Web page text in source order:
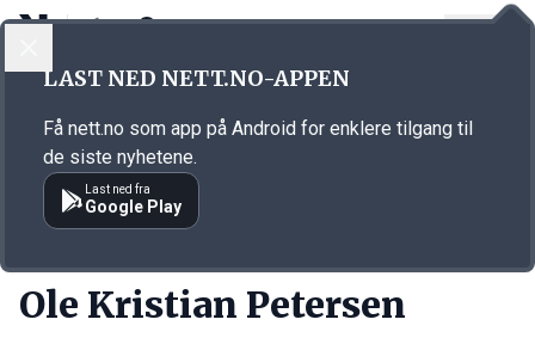
Annonsørinnhold
Ole Kristian Petersen
LAST NED NETT.NO-APPEN
Få nett.no som app på Android for enklere tilgang til
de siste nyhetene.
Last ned fra
Google Play